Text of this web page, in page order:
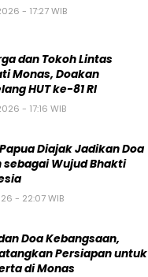
- 17:27 WIB
dan Tokoh Lintas
Monas, Doakan
HUT ke-81 RI
- 17:16 WIB
Diajak Jadikan Doa
sebagai Wujud Bhakti
- 22:07 WIB
Doa Kebangsaan,
Persiapan untuk
di Monas